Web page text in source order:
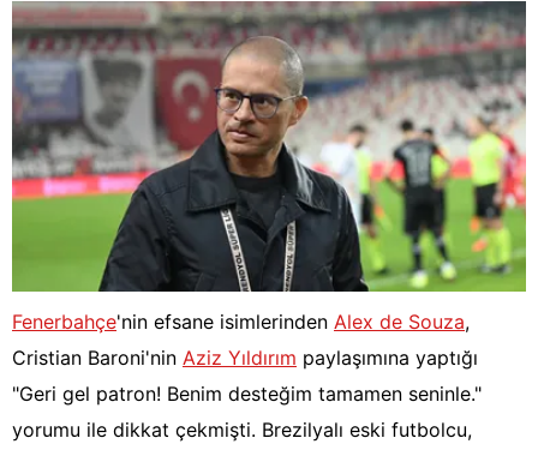
Fenerbahçe'nin efsane isimlerinden Alex de Souza,
Cristian Baroni'nin Aziz Yıldırım paylaşımına yaptığı
"Geri gel patron! Benim desteğim tamamen seninle."
yorumu ile dikkat çekmişti. Brezilyalı eski futbolcu,